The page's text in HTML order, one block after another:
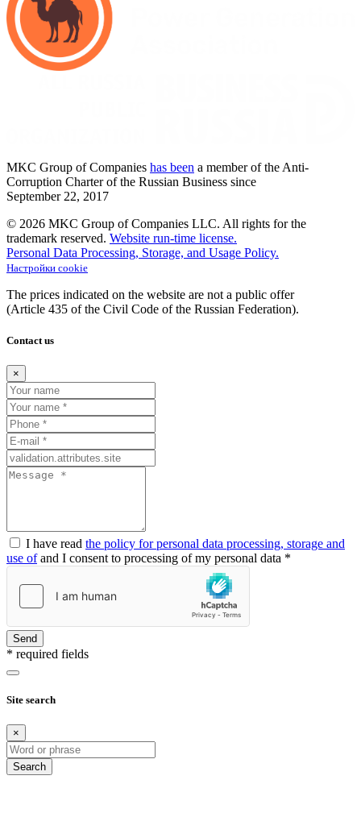
MKC Group of Companies has been a member of the Anti-
Corruption Charter of the Russian Business since
September 22, 2017
© 2026 MKC Group of Companies LLC. All rights for the
trademark reserved. Website run-time license.
Personal Data Processing, Storage, and Usage Policy.
Настройки cookie
The prices indicated on the website are not a public offer
(Article 435 of the Civil Code of the Russian Federation).
Contact us
×
I have read the policy for personal data processing, storage and
use ofand I consent to processing of my personal data *
Send
* required fields
Site search
×
Search